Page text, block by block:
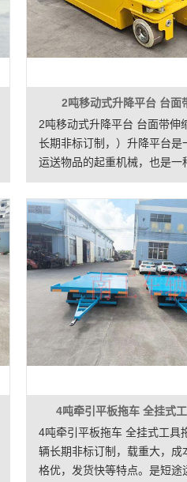
2吨移动式升降平台 台面
2吨移动式升降平台 台面带伸
长期非标订制，）升降平台是
运送物品的起重机械，也是一
厂、自动仓库等物流系统中进
送的设备。升降平台可分为固
动式。本升降平台属移动式，
的在车间厂区小区周边工作。
4吨牵引平板拖车 全挂式
4吨牵引平板拖车 全挂式工具
辆长期非标订制，载重大，成
格优，发货快等特点。是短途